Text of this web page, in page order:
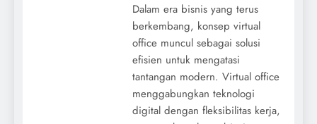
Dalam era bisnis yang terus
berkembang, konsep virtual
office muncul sebagai solusi
efisien untuk mengatasi
tantangan modern. Virtual office
menggabungkan teknologi
digital dengan fleksibilitas kerja,